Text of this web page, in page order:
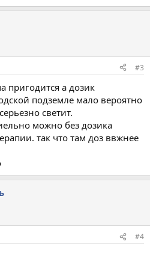
#3
пригодится а дозик
подземле мало вероятно
светит.
можно без дозика
так что там доз ввжнее
#4